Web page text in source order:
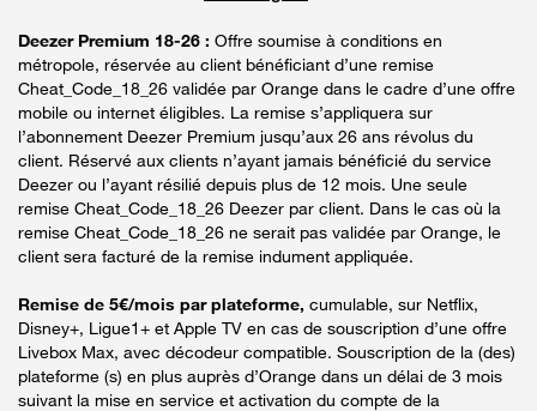
Deezer Premium 18-26 : Offre soumise à conditions en
métropole, réservée au client bénéficiant d’une remise
Cheat_Code_18_26 validée par Orange dans le cadre d’une offre
mobile ou internet éligibles. La remise s’appliquera sur
l’abonnement Deezer Premium jusqu’aux 26 ans révolus du
client. Réservé aux clients n’ayant jamais bénéficié du service
Deezer ou l’ayant résilié depuis plus de 12 mois. Une seule
remise Cheat_Code_18_26 Deezer par client. Dans le cas où la
remise Cheat_Code_18_26 ne serait pas validée par Orange, le
client sera facturé de la remise indument appliquée.
Remise de 5€/mois par plateforme, cumulable, sur Netflix,
Disney+, Ligue1+ et Apple TV en cas de souscription d’une offre
Livebox Max, avec décodeur compatible. Souscription de la (des)
plateforme (s) en plus auprès d’Orange dans un délai de 3 mois
suivant la mise en service et activation du compte de la